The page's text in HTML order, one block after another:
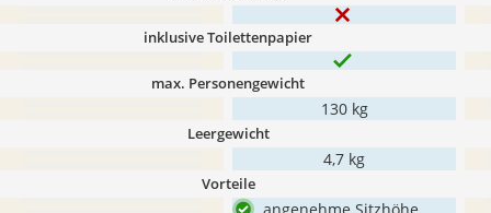
inklusive Toilettenpapier
max. Personengewicht
130 kg
Leergewicht
4,7 kg
Vorteile